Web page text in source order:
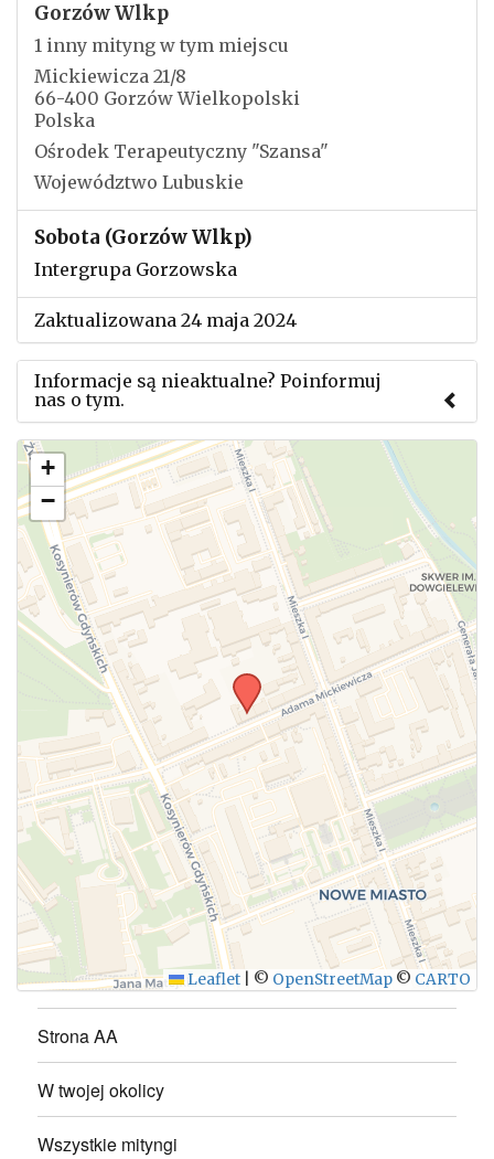
Gorzów Wlkp
1 inny mityng w tym miejscu
Mickiewicza 21/8
66-400 Gorzów Wielkopolski
Polska
Ośrodek Terapeutyczny "Szansa"
Województwo Lubuskie
Sobota (Gorzów Wlkp)
Intergrupa Gorzowska
Zaktualizowana 24 maja 2024
Informacje są nieaktualne? Poinformuj
nas o tym.
Użyj tego formularza aby przesłać informację o
zmianach w powyższym mityngu.
WYŚLIJ
+
−
Leaflet © OpenStreetMap © CARTO
Strona AA
W twojej okolicy
Wszystkie mityngi